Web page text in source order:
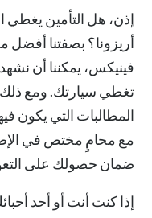
إذن، هل التأمين يغطي
أريزونا؟ بصفتنا أفضل
فينيكس، يمكننا أن
تغطي سيارتك. ومع
المطالبات التي يكون
مع محامٍ مختص في
ضمان حصولك على
إذا كنت أنت أو أحد